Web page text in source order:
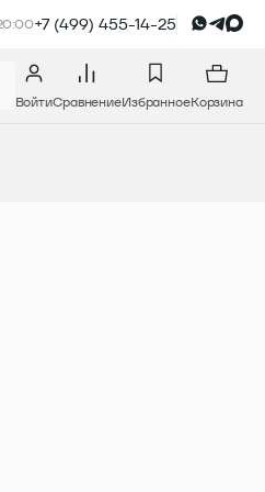
+7 (499) 455-14-25
ВойтиСравнениеИзбранноеКорзина